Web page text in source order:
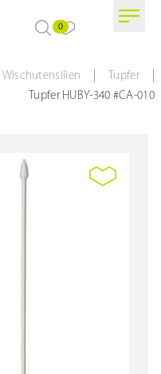
0
Wischutensilien Tupfer
Tupfer HUBY-340 #CA-010